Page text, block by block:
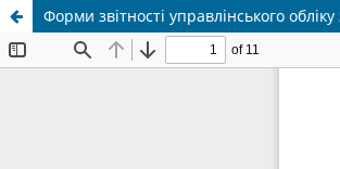
Форми звітності управлінського